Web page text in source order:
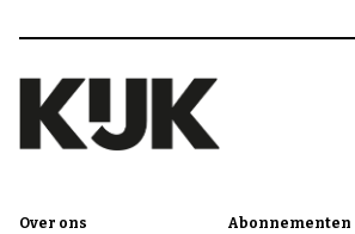
Over ons Abonnementen